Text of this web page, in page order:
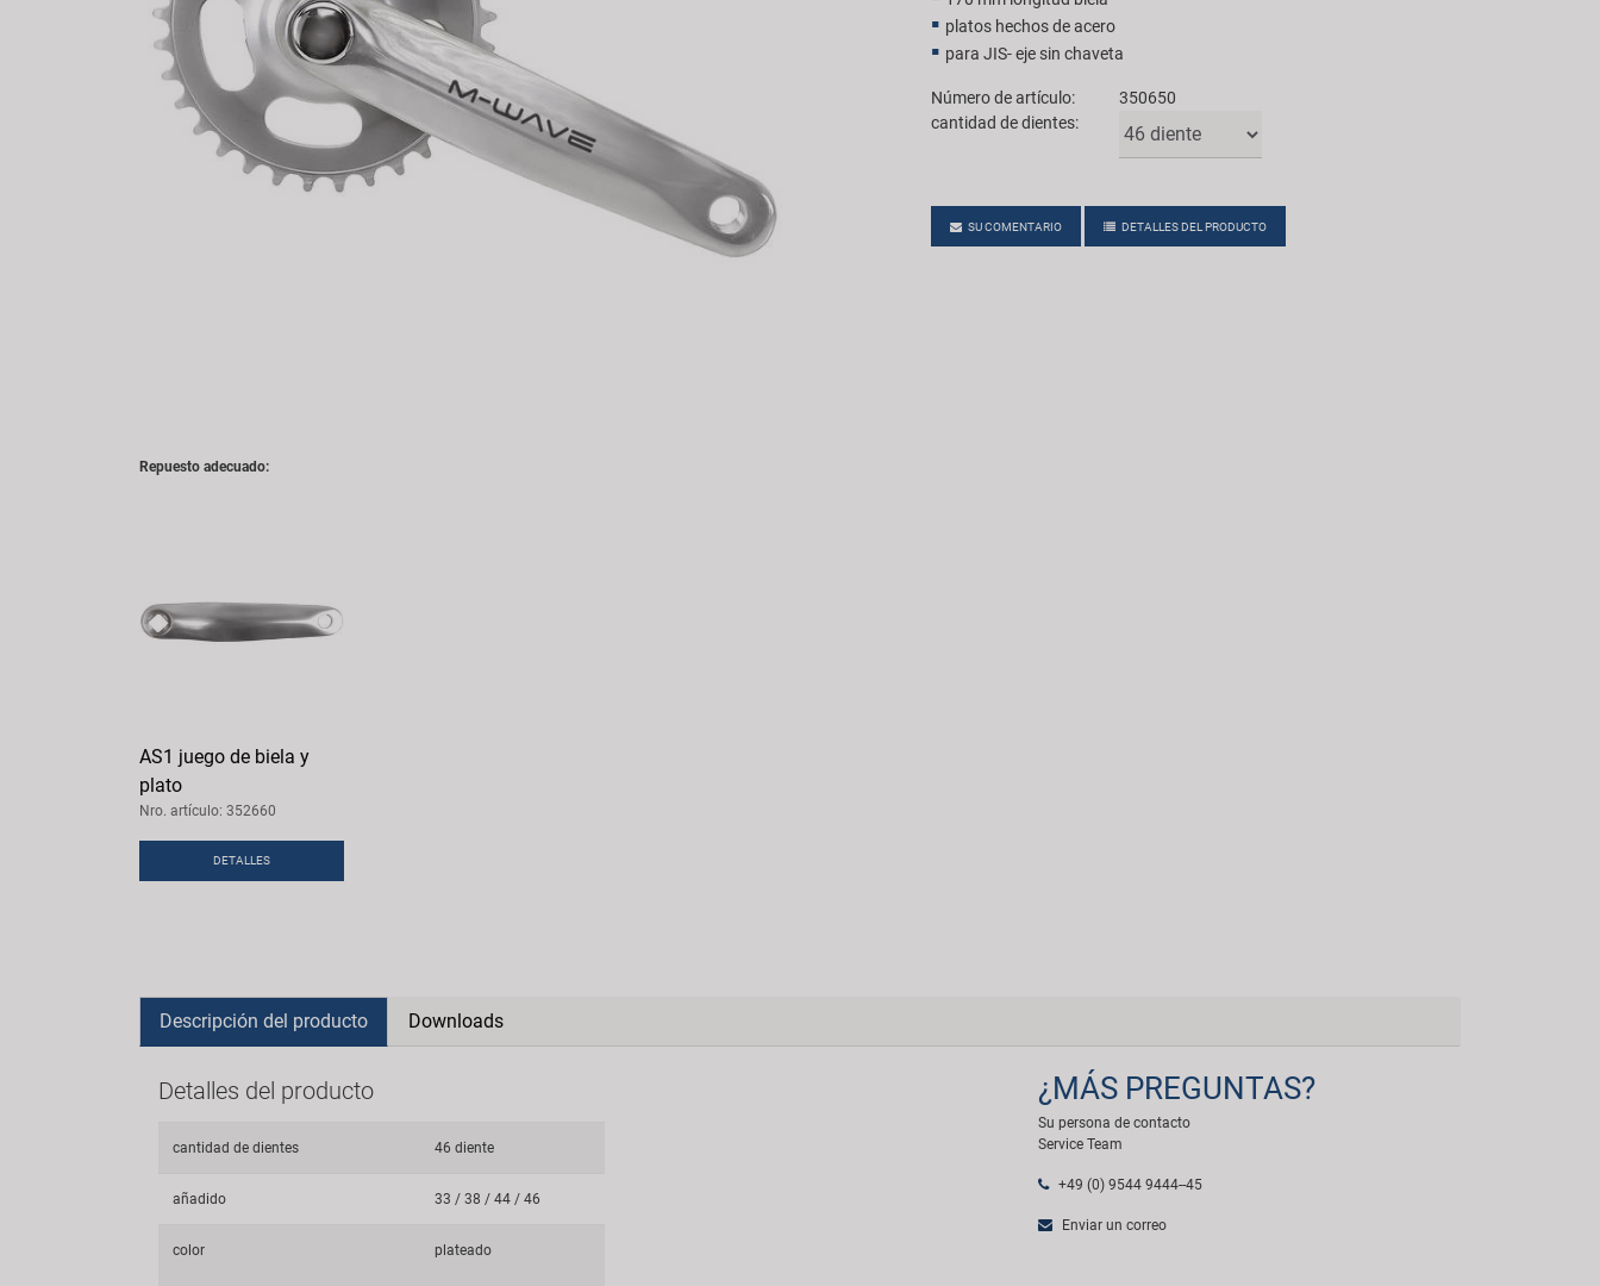
platos hechos de acero
para JIS- eje sin chaveta
Número de artículo:
350650
cantidad de dientes:
SU COMENTARIO DETALLES DEL PRODUCTO
Repuesto adecuado:
AS1 juego de biela y
plato
Nro. artículo: 352660
DETALLES
Descripción del producto Downloads
Detalles del producto
cantidad de dientes 46 diente
añadido 33 / 38 / 44 / 46
color plateado
¿MÁS PREGUNTAS?
Su persona de contacto
Service Team
+49 (0) 9544 9444--45
Enviar un correo